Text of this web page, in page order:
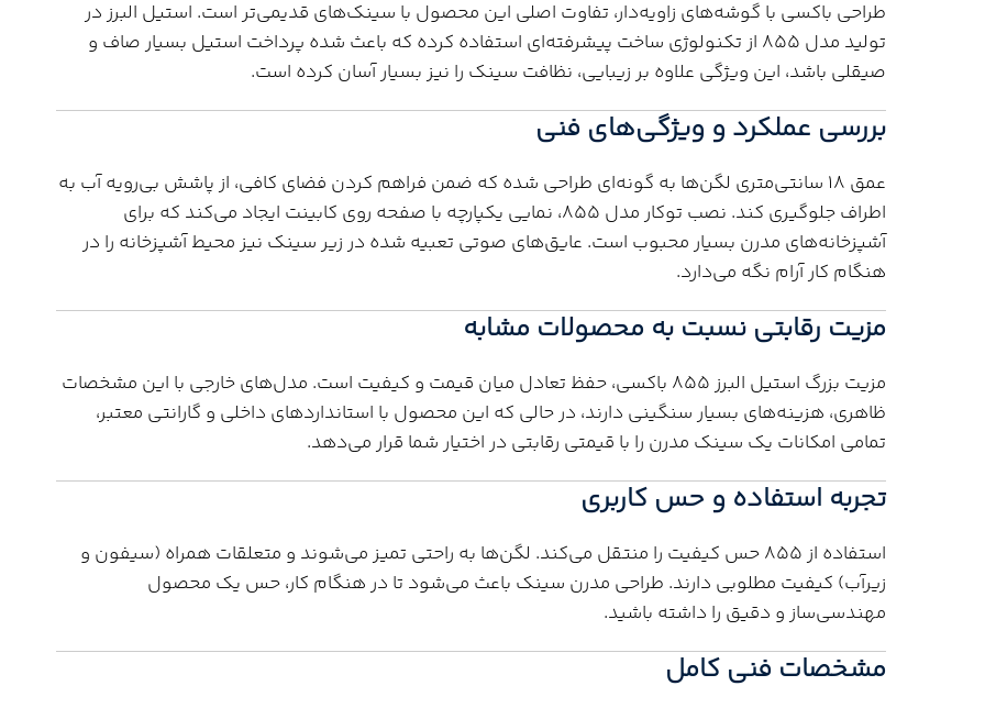
طراحی باکسی با گوشه‌های زاویه‌دار، تفاوت اصلی این محصول با سینک‌های قدیمی‌تر است. استیل البرز در
تولید مدل 855 از تکنولوژی ساخت پیشرفته‌ای استفاده کرده که باعث شده پرداخت استیل بسیار صاف و
صیقلی باشد، این ویژگی علاوه بر زیبایی، نظافت سینک را نیز بسیار آسان کرده است.
بررسی عملکرد و ویژگی‌های فنی
عمق ۱۸ سانتی‌متری لگن‌ها به گونه‌ای طراحی شده که ضمن فراهم کردن فضای کافی، از پاشش بی‌رویه آب به
اطراف جلوگیری کند. نصب توکار مدل 855، نمایی یکپارچه با صفحه روی کابینت ایجاد می‌کند که برای
آشپزخانه‌های مدرن بسیار محبوب است. عایق‌های صوتی تعبیه شده در زیر سینک نیز محیط آشپزخانه را در
هنگام کار آرام نگه می‌دارد.
مزیت رقابتی نسبت به محصولات مشابه
مزیت بزرگ استیل البرز 855 باکسی، حفظ تعادل میان قیمت و کیفیت است. مدل‌های خارجی با این مشخصات
ظاهری، هزینه‌های بسیار سنگینی دارند، در حالی که این محصول با استانداردهای داخلی و گارانتی معتبر،
تمامی امکانات یک سینک مدرن را با قیمتی رقابتی در اختیار شما قرار می‌دهد.
تجربه استفاده و حس کاربری
استفاده از 855 حس کیفیت را منتقل می‌کند. لگن‌ها به راحتی تمیز می‌شوند و متعلقات همراه (سیفون و
زیرآب) کیفیت مطلوبی دارند. طراحی مدرن سینک باعث می‌شود تا در هنگام کار، حس یک محصول
مهندسی‌ساز و دقیق را داشته باشید.
مشخصات فنی کامل